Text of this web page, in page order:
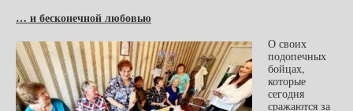
… и бесконечной любовью
О своих
подопечных
бойцах,
которые
сегодня
сражаются за